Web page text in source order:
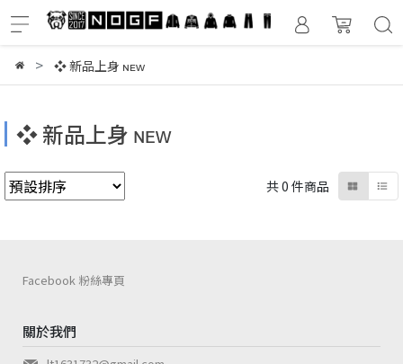
❖ 新品上身 ɴᴇᴡ
❖ 新品上身 ɴᴇᴡ
共 0 件商品
關於我們
Facebook 粉絲專頁